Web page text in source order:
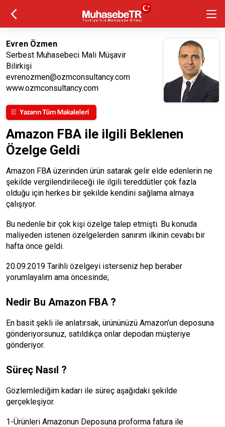
Evren Özmen
Serbest Muhasebeci Mali Müşavir
Bilirkişi
evrenozmen@ozmconsultancy.com
www.ozmconsultancy.com
Amazon FBA ile ilgili Beklenen
Özelge Geldi
Amazon FBA üzerinden ürün satarak gelir elde edenlerin ne
şekilde vergilendirileceği ile ilgili tereddütler çok fazla
olduğu için herkes bir şekilde kendini sağlama almaya
çalışıyor.
Bu nedenle bir çok kişi özelge talep etmişti. Bu konuda
maliyeden istenen özelgelerden sanırım ilkinin cevabı bir
hafta önce geldi.
20.09.2019 Tarihli özelgeyi isterseniz hep beraber
yorumlayalım ama öncesinde;
Nedir Bu Amazon FBA ?
En basit şekli ile anlatırsak, ürününüzü Amazon’un deposuna
gönderiyorsunuz, satıldıkça onlar depodan müşteriye
gönderiyor.
Süreç Nasıl ?
Gözlemlediğim kadarı ile süreç aşağıdaki şekilde
gerçekleşiyor.
1-Ürünleri Amazonun Deposuna proforma fatura ile